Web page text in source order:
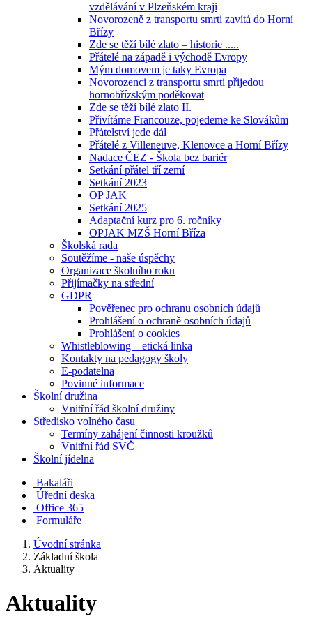
vzdělávání v Plzeňském kraji
Novorozeně z transportu smrti zavítá do Horní
Břízy
Zde se těží bílé zlato – historie .....
Přátelé na západě i východě Evropy
Mým domovem je taky Evropa
Novorozenci z transportu smrti přijedou
hornobřízským poděkovat
Zde se těží bílé zlato II.
Přivítáme Francouze, pojedeme ke Slovákům
Přátelství jede dál
Přátelé z Villeneuve, Klenovce a Horní Břízy
Nadace ČEZ - Škola bez bariér
Setkání přátel tří zemí
Setkání 2023
OP JAK
Setkání 2025
Adaptační kurz pro 6. ročníky
OPJAK MZŠ Horní Bříza
Školská rada
Soutěžíme - naše úspěchy
Organizace školního roku
Přijímačky na střední
GDPR
Pověřenec pro ochranu osobních údajů
Prohlášení o ochraně osobních údajů
Prohlášení o cookies
Whistleblowing – etická linka
Kontakty na pedagogy školy
E-podatelna
Povinné informace
Školní družina
Vnitřní řád školní družiny
Středisko volného času
Termíny zahájení činnosti kroužků
Vnitřní řád SVČ
Školní jídelna
Bakaláři
Úřední deska
Office 365
Formuláře
Úvodní stránka
Základní škola
Aktuality
Aktuality